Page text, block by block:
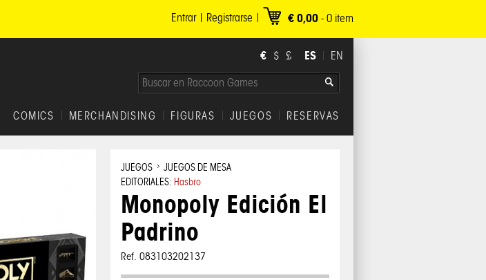
€ 0,00 - 0 item
Registrarse
Entrar
€ $ £ ES EN
RESERVAS
JUEGOS
FIGURAS
MERCHANDISING
COMICS
JUEGOS
JUEGOS DE MESA
EDITORIALES: Hasbro
Monopoly Edición El
Padrino
Ref. 083103202137